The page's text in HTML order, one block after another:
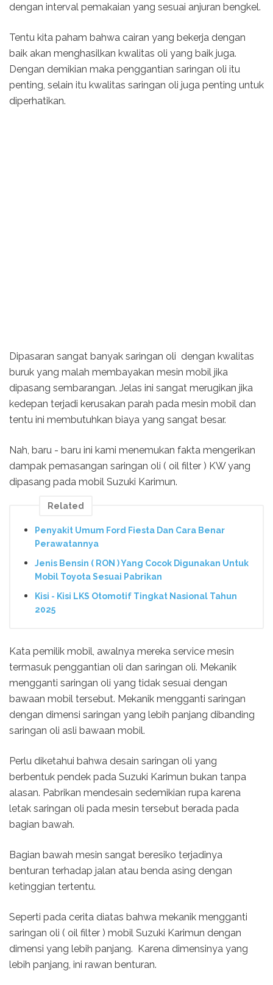
dengan interval pemakaian yang sesuai anjuran bengkel.
Tentu kita paham bahwa cairan yang bekerja dengan
baik akan menghasilkan kwalitas oli yang baik juga.
Dengan demikian maka penggantian saringan oli itu
penting, selain itu kwalitas saringan oli juga penting untuk
diperhatikan.
Dipasaran sangat banyak saringan oli dengan kwalitas
buruk yang malah membayakan mesin mobil jika
dipasang sembarangan. Jelas ini sangat merugikan jika
kedepan terjadi kerusakan parah pada mesin mobil dan
tentu ini membutuhkan biaya yang sangat besar.
Nah, baru - baru ini kami menemukan fakta mengerikan
dampak pemasangan saringan oli ( oil filter ) KW yang
dipasang pada mobil Suzuki Karimun.
Related
Penyakit Umum Ford Fiesta Dan Cara Benar
Perawatannya
Jenis Bensin ( RON ) Yang Cocok Digunakan Untuk
Mobil Toyota Sesuai Pabrikan
Kisi - Kisi LKS Otomotif Tingkat Nasional Tahun
2025
Kata pemilik mobil, awalnya mereka service mesin
termasuk penggantian oli dan saringan oli. Mekanik
mengganti saringan oli yang tidak sesuai dengan
bawaan mobil tersebut. Mekanik mengganti saringan
dengan dimensi saringan yang lebih panjang dibanding
saringan oli asli bawaan mobil.
Perlu diketahui bahwa desain saringan oli yang
berbentuk pendek pada Suzuki Karimun bukan tanpa
alasan. Pabrikan mendesain sedemikian rupa karena
letak saringan oli pada mesin tersebut berada pada
bagian bawah.
Bagian bawah mesin sangat beresiko terjadinya
benturan terhadap jalan atau benda asing dengan
ketinggian tertentu.
Seperti pada cerita diatas bahwa mekanik mengganti
saringan oli ( oil filter ) mobil Suzuki Karimun dengan
dimensi yang lebih panjang. Karena dimensinya yang
lebih panjang, ini rawan benturan.